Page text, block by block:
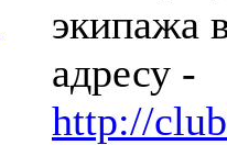
экипажа
адресу -
http://